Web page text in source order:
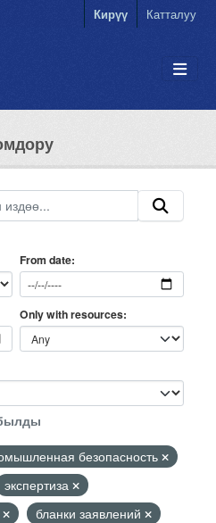
Кирүү Катталуу
From date
Only with resources
безопасность
экспертиза
бланки заявлений